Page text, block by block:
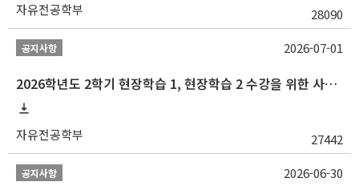
자유전공학부 28090
공지사항
2026학년도 2학기 현장학습 1, 현장학습 2 수강을 위한 사전승인 신청 안내
자유전공학부 27442
2026-07-01
공지사항 2026-06-30